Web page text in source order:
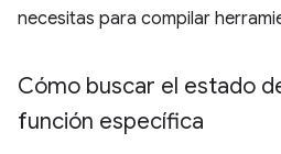
necesitas para compilar
Cómo buscar el estado
función específica